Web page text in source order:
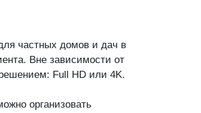
частных домов и дач в
Вне зависимости от
Full HD или 4K.
организовать